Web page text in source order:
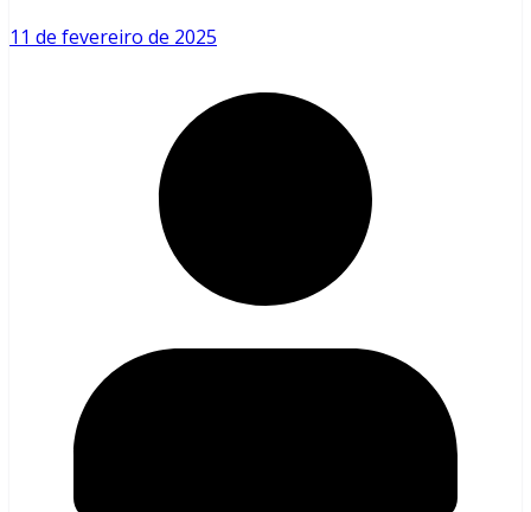
11 de fevereiro de 2025